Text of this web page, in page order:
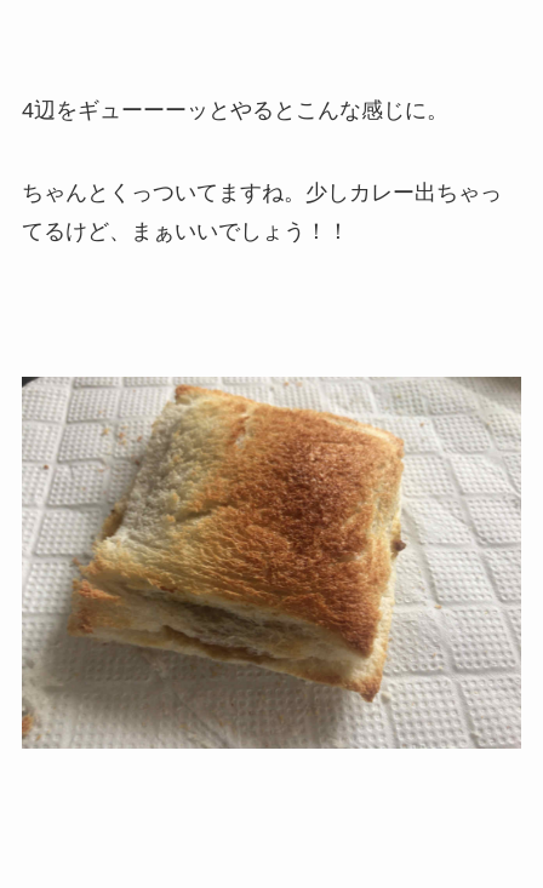
4辺をギューーーッとやるとこんな感じに。
ちゃんとくっついてますね。少しカレー出ちゃっ
てるけど、まぁいいでしょう！！